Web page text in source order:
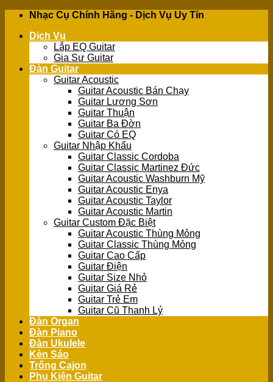
Skip
content
Nhạc Cụ Chính Hãng - Dịch Vụ Uy Tín
Dịch Vụ
Lắp EQ Guitar
Gia Sư Guitar
Đàn Guitar
Guitar Acoustic
Guitar Acoustic Bán Chạy
Guitar Lương Sơn
Guitar Thuận
Guitar Ba Đờn
Guitar Có EQ
Guitar Nhập Khẩu
Guitar Classic Cordoba
Guitar Classic Martinez Đức
Guitar Acoustic Washburn Mỹ
Guitar Acoustic Enya
Guitar Acoustic Taylor
Guitar Acoustic Martin
Guitar Custom Đặc Biệt
Guitar Acoustic Thùng Mỏng
Guitar Classic Thùng Mỏng
Guitar Cao Cấp
Guitar Điện
Guitar Size Nhỏ
Guitar Giá Rẻ
Guitar Trẻ Em
Guitar Cũ Thanh Lý
Đàn Organ
Đàn Piano
Đàn Ukulele
Kèn Sáo
Trống Cajon
Phụ Kiện Guitar